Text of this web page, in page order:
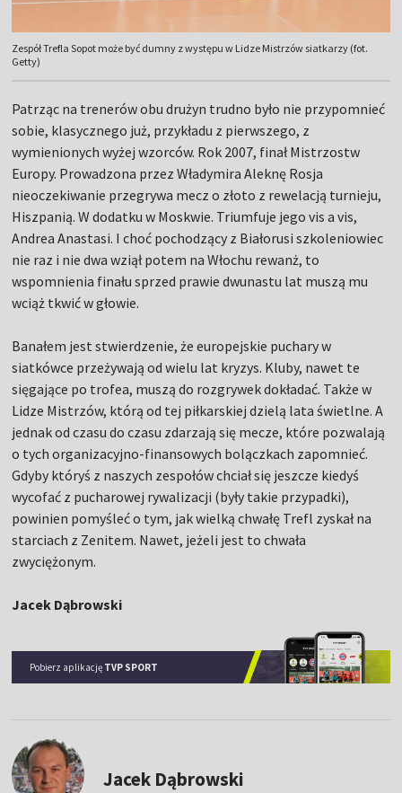
Zespół Trefla Sopot może być dumny z występu w Lidze Mistrzów siatkarzy (fot.
Getty)
Patrząc na trenerów obu drużyn trudno było nie przypomnieć
sobie, klasycznego już, przykładu z pierwszego, z
wymienionych wyżej wzorców. Rok 2007, finał Mistrzostw
Europy. Prowadzona przez Władymira Aleknę Rosja
nieoczekiwanie przegrywa mecz o złoto z rewelacją turnieju,
Hiszpanią. W dodatku w Moskwie. Triumfuje jego vis a vis,
Andrea Anastasi. I choć pochodzący z Białorusi szkoleniowiec
nie raz i nie dwa wziął potem na Włochu rewanż, to
wspomnienia finału sprzed prawie dwunastu lat muszą mu
wciąż tkwić w głowie.
Banałem jest stwierdzenie, że europejskie puchary w
siatkówce przeżywają od wielu lat kryzys. Kluby, nawet te
sięgające po trofea, muszą do rozgrywek dokładać. Także w
Lidze Mistrzów, którą od tej piłkarskiej dzielą lata świetlne. A
jednak od czasu do czasu zdarzają się mecze, które pozwalają
o tych organizacyjno-finansowych bolączkach zapomnieć.
Gdyby któryś z naszych zespołów chciał się jeszcze kiedyś
wycofać z pucharowej rywalizacji (były takie przypadki),
powinien pomyśleć o tym, jak wielką chwałę Trefl zyskał na
starciach z Zenitem. Nawet, jeżeli jest to chwała
zwyciężonym.
Jacek Dąbrowski
Pobierz aplikację TVP SPORT
Jacek Dąbrowski